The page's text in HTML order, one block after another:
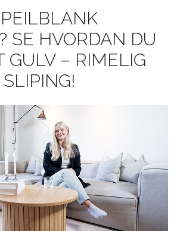
SE HVORDAN DU
GULV – RIMELIG